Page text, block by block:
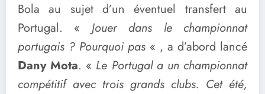
Bola au sujet d’un éventuel transfert au
Portugal. « Jouer dans le championnat
portugais ? Pourquoi pas « , a d’abord lancé
Dany Mota. « Le Portugal a un championnat
compétitif avec trois grands clubs. Cet été,